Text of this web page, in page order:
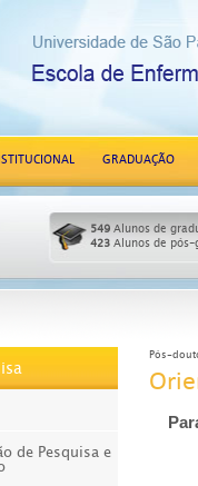
GRADUAÇÃO
549Alunos de
423Alunos de pós-
de Pesquisa e
Pós-